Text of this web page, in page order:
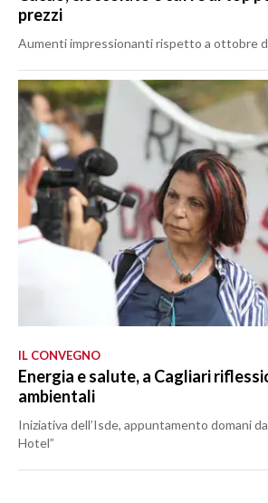
prezzi
Aumenti impressionanti rispetto a ottobre
IL CONVEGNO
Energia e salute, a Cagliari
ambientali
Iniziativa dell’Isde, appuntamento domani
Hotel”